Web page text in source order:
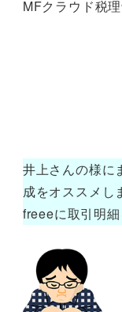
井上さんの様に
成をオススメし
freeeに取引明細